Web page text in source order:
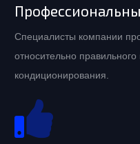
Специалисты компании
относительно
кондиционирования.